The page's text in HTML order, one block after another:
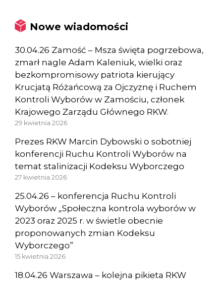
Nowe wiadomości
30.04.26 Zamość – Msza święta pogrzebowa,
zmarł nagle Adam Kaleniuk, wielki oraz
bezkompromisowy patriota kierujący
Krucjatą Różańcową za Ojczyznę i Ruchem
Kontroli Wyborów w Zamościu, członek
Krajowego Zarządu Głównego RKW.
29 kwietnia 2026
Prezes RKW Marcin Dybowski o sobotniej
konferencji Ruchu Kontroli Wyborów na
temat stalinizacji Kodeksu Wyborczego
27 kwietnia 2026
25.04.26 – konferencja Ruchu Kontroli
Wyborów „Społeczna kontrola wyborów w
2023 oraz 2025 r. w świetle obecnie
proponowanych zmian Kodeksu
Wyborczego”
15 kwietnia 2026
18.04.26 Warszawa – kolejna pikieta RKW